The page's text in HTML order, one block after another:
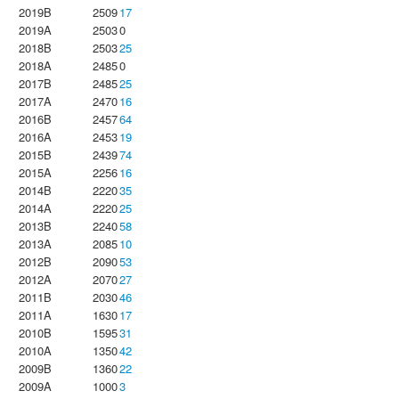
2019B
250917
2019A
25030
2018B
250325
2018A
24850
2017B
248525
2017A
247016
2016B
245764
2016A
245319
2015B
243974
2015A
225616
2014B
222035
2014A
222025
2013B
224058
2013A
208510
2012B
209053
2012A
207027
2011B
203046
2011A
163017
2010B
159531
2010A
135042
2009B
136022
2009A
10003